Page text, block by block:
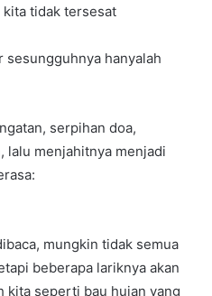
kita tidak tersesat
sesungguhnya hanyalah
serpihan doa,
lalu menjahitnya menjadi
mungkin tidak semua
beberapa lariknya akan
kita seperti bau hujan yang